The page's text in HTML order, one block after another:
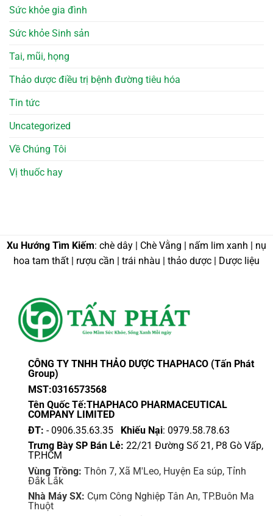
Sức khỏe gia đình
Sức khỏe Sinh sản
Tai, mũi, họng
Thảo dược điều trị bệnh đường tiêu hóa
Tin tức
Uncategorized
Về Chúng Tôi
Vị thuốc hay
Xu Hướng Tìm Kiếm: chè dây | Chè Vằng | nấm lim xanh | nụ
hoa tam thất | rượu cần | trái nhàu | thảo dược | Dược liệu
CÔNG TY TNHH THẢO DƯỢC THAPHACO (Tấn Phát
Group)
MST:0316573568
Tên Quốc Tế:THAPHACO PHARMACEUTICAL
COMPANY LIMITED
ĐT: - 0906.35.63.35 Khiếu Nại: 0979.58.78.63
Trưng Bày SP Bán Lẻ: 22/21 Đường Số 21, P8 Gò Vấp,
TP.HCM
Vùng Trồng: Thôn 7, Xã M'Leo, Huyện Ea súp, Tỉnh
Đắk Lắk
Nhà Máy SX: Cụm Công Nghiệp Tân An, TP.Buôn Ma
Thuột